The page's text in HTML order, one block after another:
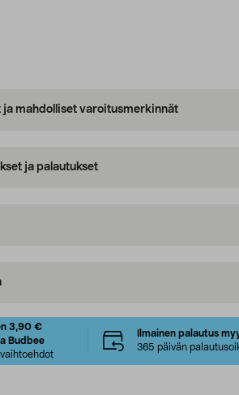
ja mahdolliset varoitusmerkinnät
ja palautukset
3,90 €
Budbee
Ilmainen palautus
365 päivän